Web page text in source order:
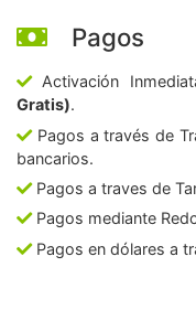
Pagos
Activación
Gratis).
Pagos a través de
bancarios.
Pagos a traves de
Pagos mediante
Pagos en dólares a